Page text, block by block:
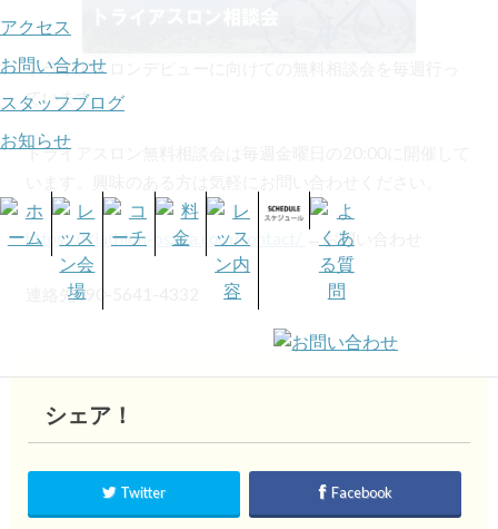
アクセス
お問い合わせ
スタッフブログ
お知らせ
トライアスロンデビューに向けての無料相談会を毎週行っ
ています。
トライアスロン無料相談会は毎週金曜日の20:00に開催して
https://triathlon-osaka.com/contact/ ←お問い合わせ
連絡先090-5641-4332
シェア！
Twitter Facebook